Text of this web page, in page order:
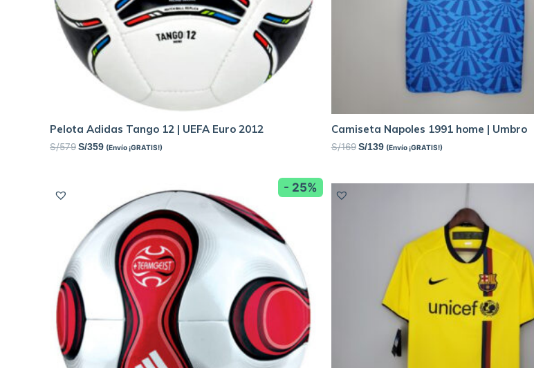
Pelota Adidas Tango 12 | UEFA Euro 2012
S/579 S/359 (Envío ¡GRATIS!)
Camiseta Napoles 1991 home | Umbro
S/169 S/139 (Envío ¡GRATIS!)
- 25%